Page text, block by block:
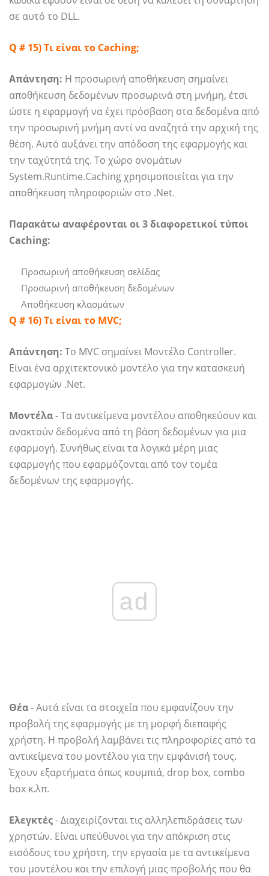
σε αυτό το DLL.
Q # 15) Τι είναι το Caching;
Απάντηση: Η προσωρινή αποθήκευση σημαίνει
αποθήκευση δεδομένων προσωρινά στη μνήμη, έτσι
ώστε η εφαρμογή να έχει πρόσβαση στα δεδομένα από
την προσωρινή μνήμη αντί να αναζητά την αρχική της
θέση. Αυτό αυξάνει την απόδοση της εφαρμογής και
την ταχύτητά της. Το χώρο ονομάτων
System.Runtime.Caching χρησιμοποιείται για την
αποθήκευση πληροφοριών στο .Net.
Παρακάτω αναφέρονται οι 3 διαφορετικοί τύποι
Caching:
Προσωρινή αποθήκευση σελίδας
Προσωρινή αποθήκευση δεδομένων
Αποθήκευση κλασμάτων
Q # 16) Τι είναι το MVC;
Απάντηση: Το MVC σημαίνει Μοντέλο Controller.
Είναι ένα αρχιτεκτονικό μοντέλο για την κατασκευή
εφαρμογών .Net.
Μοντέλα- Τα αντικείμενα μοντέλου αποθηκεύουν και
ανακτούν δεδομένα από τη βάση δεδομένων για μια
εφαρμογή. Συνήθως είναι τα λογικά μέρη μιας
εφαρμογής που εφαρμόζονται από τον τομέα
δεδομένων της εφαρμογής.
ad
Θέα- Αυτά είναι τα στοιχεία που εμφανίζουν την
προβολή της εφαρμογής με τη μορφή διεπαφής
χρήστη. Η προβολή λαμβάνει τις πληροφορίες από τα
αντικείμενα του μοντέλου για την εμφάνισή τους.
Έχουν εξαρτήματα όπως κουμπιά, drop box, combo
box κ.λπ.
Ελεγκτές- Διαχειρίζονται τις αλληλεπιδράσεις των
χρηστών. Είναι υπεύθυνοι για την απόκριση στις
εισόδους του χρήστη, την εργασία με τα αντικείμενα
του μοντέλου και την επιλογή μιας προβολής που θα